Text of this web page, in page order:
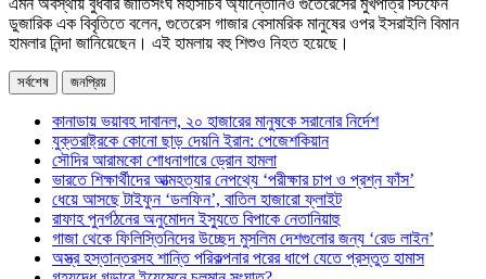
এমন অবস্থায় বুধবার জাতিসংঘ মহাসচিব অ্যান্তোনিও গুতেরেসের মুখপাত্র স্টিফেন
ডুজারিক এক বিবৃতিতে বলেন, গুতেরেস গাজার বেসামরিক মানুষের ওপর ইসরাইলি বিমান
হামলার নিন্দা জানিয়েছেন। এই হামলায় বহু শিশুও নিহত হয়েছে।
সর্বশেষ জনপ্রিয়
কানাডায় ভয়াবহ দাবানল, ২০ হাজারের মানুষকে সরানোর নির্দেশ
যুক্তরাষ্ট্রকে কোনো ছাড় দেয়নি ইরান: পেজেশকিয়ান
সৌদির আরামকো শোধনাগারে ড্রোন হামলা
ভারতে শিক্ষার্থীদের আত্মহত্যার নেপথ্যে ‘পরীক্ষার চাপ ও প্রশ্ন ফাঁস’
ধেয়ে আসছে টাইফুন ‘ডলফিন’, বাতিল হাজারো ফ্লাইট
রাফাহ পুনর্গঠনের অনুমোদন ইস্যুতে বিপাকে নেতানিয়াহু
গাজা থেকে ফিলিস্তিনিদের উচ্ছেদ মুসলিম দেশগুলোর জন্য ‘রেড লাইন’
অস্ত্র হস্তান্তরসহ শান্তি পরিকল্পনার পরের ধাপে যেতে প্রস্তুত হামাস